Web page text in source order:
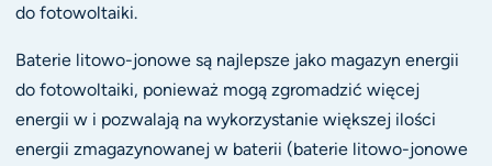
do fotowoltaiki.
Baterie litowo-jonowe są najlepsze jako magazyn energii
do fotowoltaiki, ponieważ mogą zgromadzić więcej
energii w i pozwalają na wykorzystanie większej ilości
energii zmagazynowanej w baterii (baterie litowo-jonowe